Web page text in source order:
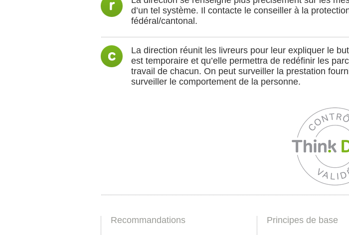
d’un tel système. Il contacte le conseiller à la
fédéral/cantonal.
La direction réunit les livreurs pour leur expliquer le
est temporaire et qu’elle permettra de redéfinir les
travail de chacun. On peut surveiller la prestation
surveiller le comportement de la personne.
Recommandations Principes de base